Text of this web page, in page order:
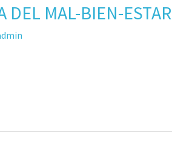
DEL MAL-BIEN-ESTAR